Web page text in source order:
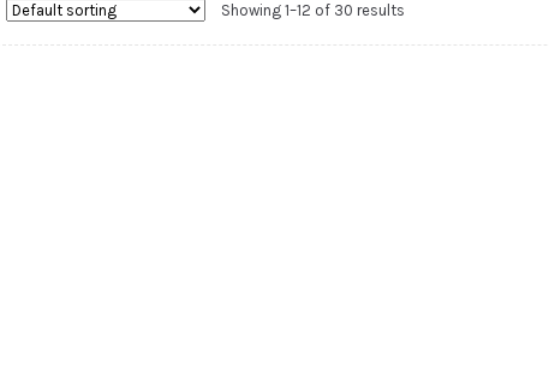
Showing 1–12 of 30 results